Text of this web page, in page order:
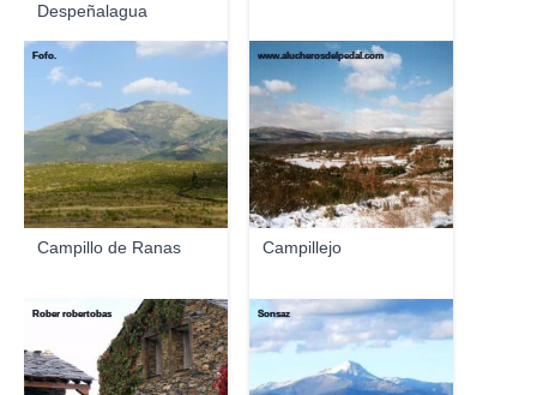
Despeñalagua
Campillo de Ranas
Fofo.
Campillejo
www.alucherosdelpedal.com
Rober robertobas Sonsaz